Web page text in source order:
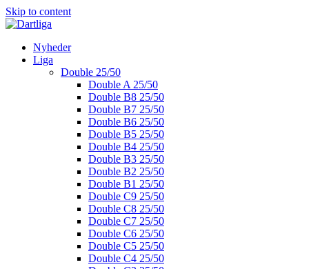
Skip to content
Nyheder
Liga
Double 25/50
Double A 25/50
Double B8 25/50
Double B7 25/50
Double B6 25/50
Double B5 25/50
Double B4 25/50
Double B3 25/50
Double B2 25/50
Double B1 25/50
Double C9 25/50
Double C8 25/50
Double C7 25/50
Double C6 25/50
Double C5 25/50
Double C4 25/50